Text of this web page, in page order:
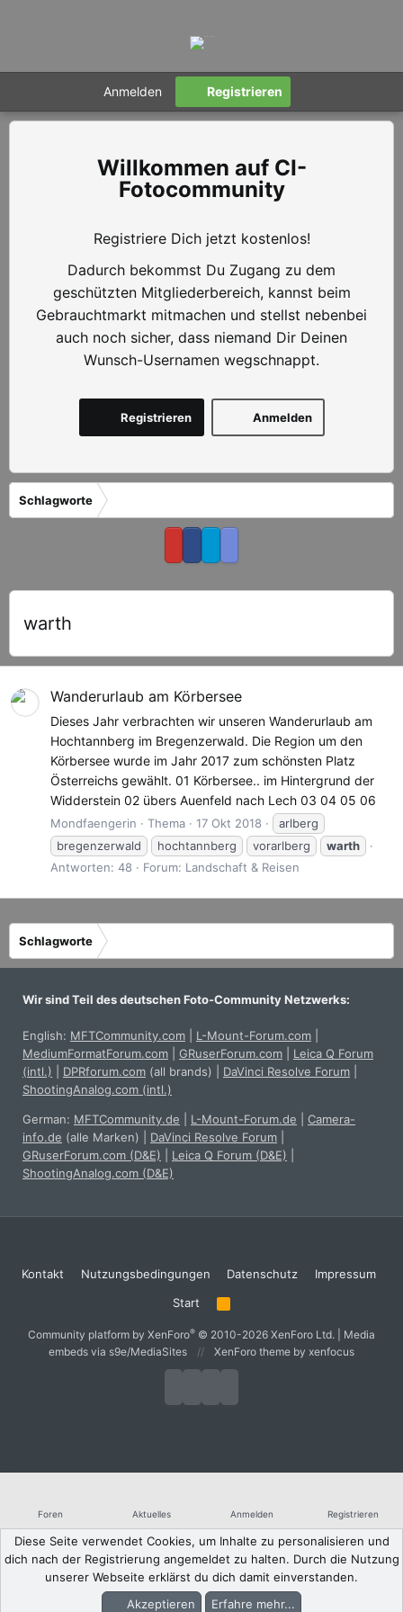
Anmelden Registrieren
CI-
Fotocommunity
Registriere Dich jetzt kostenlos!
Dadurch bekommst Du Zugang zu dem
geschützten Mitgliederbereich, kannst beim
Gebrauchtmarkt mitmachen und stellst nebenbei
auch noch sicher, dass niemand Dir Deinen
Wunsch-Usernamen wegschnappt.
Anmelden
Registrieren
Schlagworte
warth
Wanderurlaub am Körbersee
Dieses Jahr verbrachten wir unseren Wanderurlaub am
Hochtannberg im Bregenzerwald. Die Region um den
Körbersee wurde im Jahr 2017 zum schönsten Platz
Österreichs gewählt. 01 Körbersee.. im Hintergrund der
Widderstein 02 übers Auenfeld nach Lech 03 04 05 06
Mondfaengerin Thema 17 Okt 2018
arlberg
bregenzerwald
hochtannberg vorarlberg
warth
Antworten: 48
Forum: Landschaft & Reisen
Schlagworte
Wir sind Teil des deutschen Foto-Community Netzwerks:
English: MFTCommunity.com L-Mount-Forum.com
MediumFormatForum.com
GRuserForum.com
Leica Q Forum
(intl.)
DPRforum.com (all brands) DaVinci Resolve Forum
ShootingAnalog.com (intl.)
German: MFTCommunity.de L-Mount-Forum.de
Camera-
info.de (alle Marken) DaVinci Resolve Forum
GRuserForum.com (D&E)
Leica Q Forum (D&E)
ShootingAnalog.com (D&E)
Kontakt Nutzungsbedingungen Datenschutz
Impressum
Start
R
Community platform by XenForo® © 2010-2026 XenForo Ltd.
Media
embeds via s9e/MediaSites
XenForo theme by xenfocus
Foren Aktuelles Anmelden Registrieren
Diese Seite verwendet Cookies, um Inhalte zu personalisieren und
dich nach der Registrierung angemeldet zu halten. Durch die Nutzung
unserer Webseite erklärst du dich damit einverstanden.
Akzeptieren
Erfahre mehr...